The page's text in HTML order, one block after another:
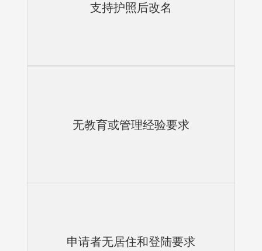
支持护照后改名
无教育或管理经验要求
申请者无居住和登陆要求